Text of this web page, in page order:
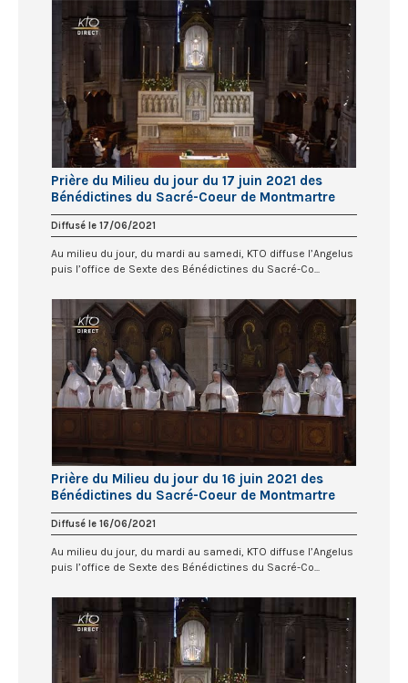
Prière du Milieu du jour du 17 juin 2021 des
Bénédictines du Sacré-Coeur de Montmartre
Diffusé le 17/06/2021
Au milieu du jour, du mardi au samedi, KTO diffuse l’Angelus
puis l’office de Sexte des Bénédictines du Sacré-Co...
Prière du Milieu du jour du 16 juin 2021 des
Bénédictines du Sacré-Coeur de Montmartre
Diffusé le 16/06/2021
Au milieu du jour, du mardi au samedi, KTO diffuse l’Angelus
puis l’office de Sexte des Bénédictines du Sacré-Co...